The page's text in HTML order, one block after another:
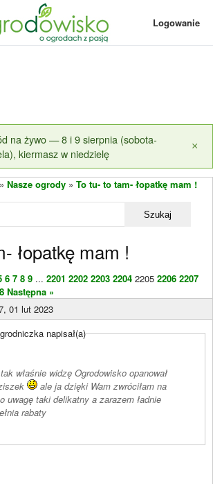
Logowanie
na żywo — 8 i 9 sierpnia (sobota-
kiermasz w niedzielę
×
» Nasze ogrody » To tu- to tam- łopatkę mam !
Szukaj
łopatkę mam !
6 7 8 9 ... 2201 2202 2203 2204 2205 2206 2207
Następna »
01 lut 2023
napisał(a)
widzę Ogrodowisko opanował
ale ja dzięki Wam zwróciłam na
uwagę taki delikatny a zarazem ładnie
rabaty